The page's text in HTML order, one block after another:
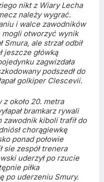
nikt z Wiary Lecha
należy wygrać.
i walce zawodników
otworzyć wynik
ale strzał odbił
jeszcze główką
zagwizdała
podszedł do
golkiper Clescevii.
około 20. metra
bramkarz rywali
zawodnik kiboli trafił do
chorągiewkę
ponad połowie
sie zespół trenera
uderzył po rzucie
piłka
po uderzeniu Smury.